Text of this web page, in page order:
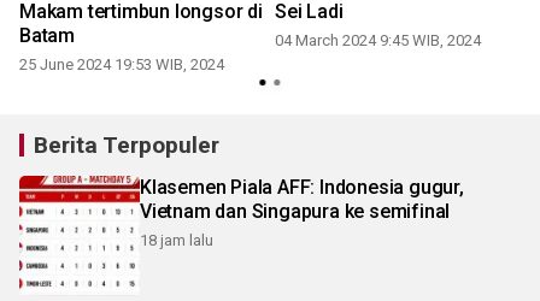
Makam tertimbun longsor di
Batam
25 June 2024 19:53 WIB, 2024
Sei Ladi
04 March 2024 9:45 WIB, 2024
Berita Terpopuler
Klasemen Piala AFF: Indonesia gugur,
Vietnam dan Singapura ke semifinal
18 jam lalu